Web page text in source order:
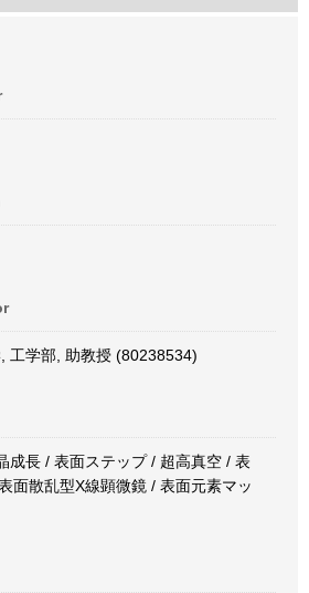
工学部, 助教授 (80238534)
成長 / 表面ステップ / 超高真空 / 表
面散乱型X線顕微鏡 / 表面元素マッ